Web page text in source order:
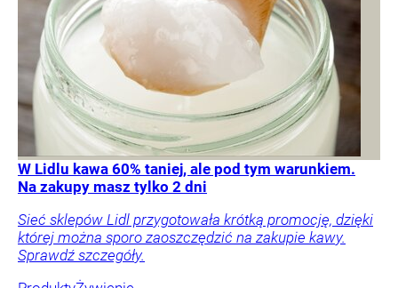
W Lidlu kawa 60% taniej, ale pod tym warunkiem.
Na zakupy masz tylko 2 dni
Sieć sklepów Lidl przygotowała krótką promocję, dzięki
której można sporo zaoszczędzić na zakupie kawy.
Sprawdź szczegóły.